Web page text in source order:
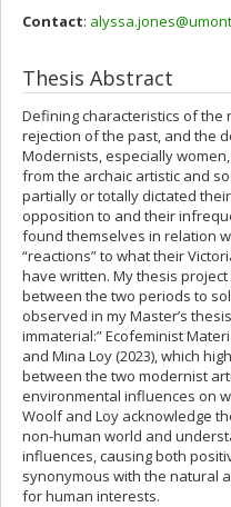
Contact:
Thesis Abstract
Defining characteristics of the
rejection of the past, and the
Modernists, especially
from the archaic artistic and
partially or totally dictated
opposition to and their
found themselves in relation
“reactions” to what their
have written. My thesis
between the two periods to
observed in my Master’s
immaterial:” Ecofeminist
and Mina Loy (2023), which
between the two modernist
environmental influences on
Woolf and Loy acknowledge
non-human world and
influences, causing both
synonymous with the natural
for human interests.